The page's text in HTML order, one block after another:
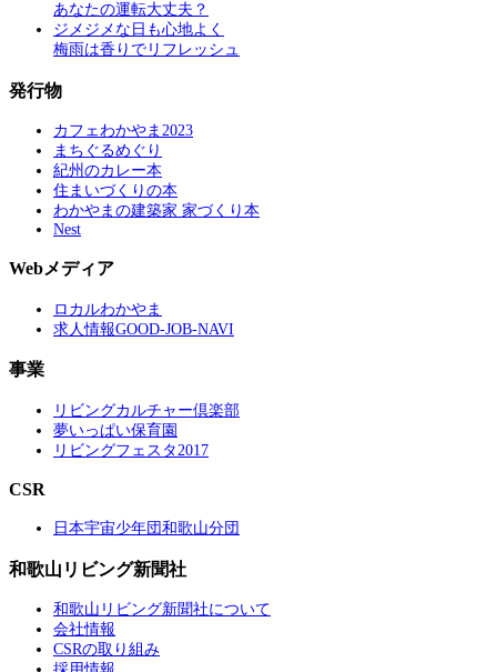
あなたの運転大丈夫？
ジメジメな日も心地よく
梅雨は香りでリフレッシュ
発行物
カフェわかやま2023
まちぐるめぐり
紀州のカレー本
住まいづくりの本
わかやまの建築家 家づくり本
Nest
Webメディア
ロカルわかやま
求人情報GOOD-JOB-NAVI
事業
リビングカルチャー倶楽部
夢いっぱい保育園
リビングフェスタ2017
CSR
日本宇宙少年団和歌山分団
和歌山リビング新聞社
和歌山リビング新聞社について
会社情報
CSRの取り組み